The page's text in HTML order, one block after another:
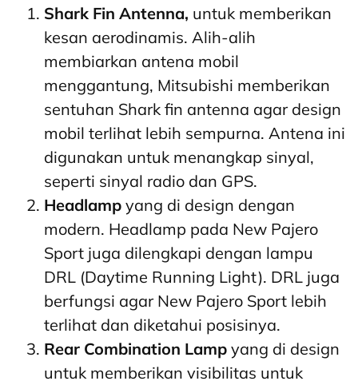
Shark Fin Antenna, untuk memberikan
kesan aerodinamis. Alih-alih
membiarkan antena mobil
menggantung, Mitsubishi memberikan
sentuhan Shark fin antenna agar design
mobil terlihat lebih sempurna. Antena ini
digunakan untuk menangkap sinyal,
seperti sinyal radio dan GPS.
Headlamp yang di design dengan
modern. Headlamp pada New Pajero
Sport juga dilengkapi dengan lampu
DRL (Daytime Running Light). DRL juga
berfungsi agar New Pajero Sport lebih
terlihat dan diketahui posisinya.
Rear Combination Lamp yang di design
untuk memberikan visibilitas untuk